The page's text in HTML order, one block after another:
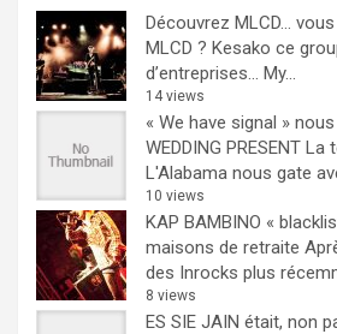
Découvrez MLCD…
MLCD ? Kesako ce
d’entreprises… My...
14 views
« We have signal »
WEDDING PRESENT La
L'Alabama nous gate
10 views
KAP BAMBINO «
maisons de retraite
des Inrocks plus
8 views
ES SIE JAIN était, non